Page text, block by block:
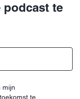
podcast te
mijn
te